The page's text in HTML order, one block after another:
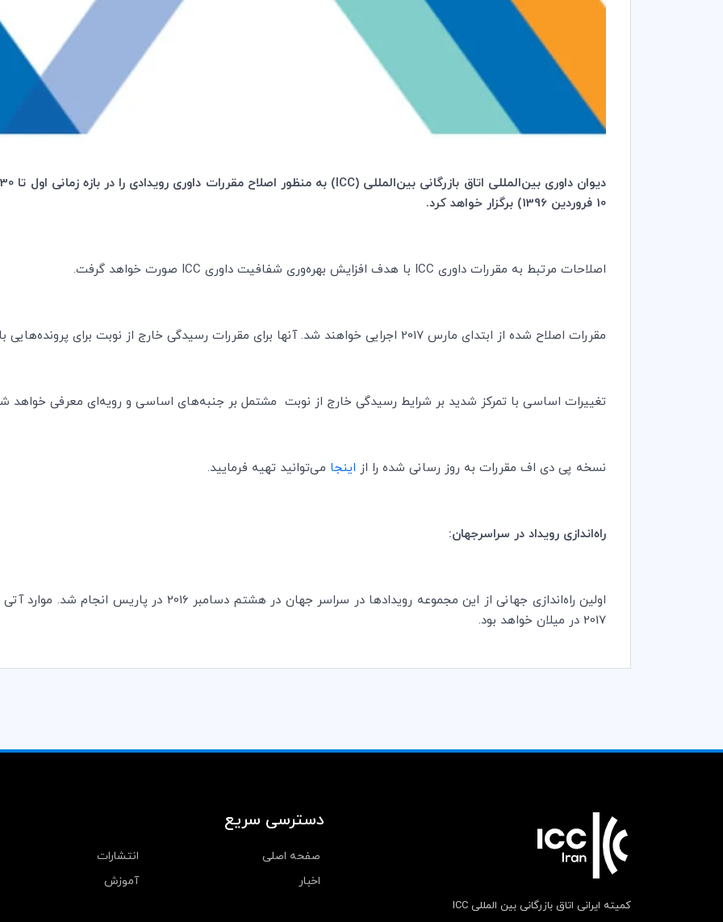
دیوان داوری بین‌المللی اتاق بازرگانی بین‌المللی (ICC
10 فروردین 1396) برگزار خواهد کرد.
اصلاحات مرتبط به مقررات داوری ICC با هدف افزایش بهره‌وری شفافیت داوری ICC صورت خواهد گرفت.
مقررات اصلاح شده از ابتدای مارس 2017 اجرایی خواهند شد. آنها برای مقررات رسیدگی خارج از نوبت برای پرونده‌هایی با ارزش پایین‌تر ایجاد می‌شوند.
تغییرات اساسی با تمرکز شدید بر شرایط رسیدگی خارج از نوبت مشتمل بر جنبه‌های اساسی و رویه‌ای معرفی خواهد
نسخه پی دی اف مقررات به روز رسانی شده را از اینجا می‌توانید تهیه فرمایید.
راه‌اندازی رویداد در سراسرجهان:
2017 در میلان خواهد بود.
کمیته ایرانی اتاق بازرگانی بین المللی ICC
دسترسی سریع
صفحه اصلی
انتشارات
اخبار
آموزش